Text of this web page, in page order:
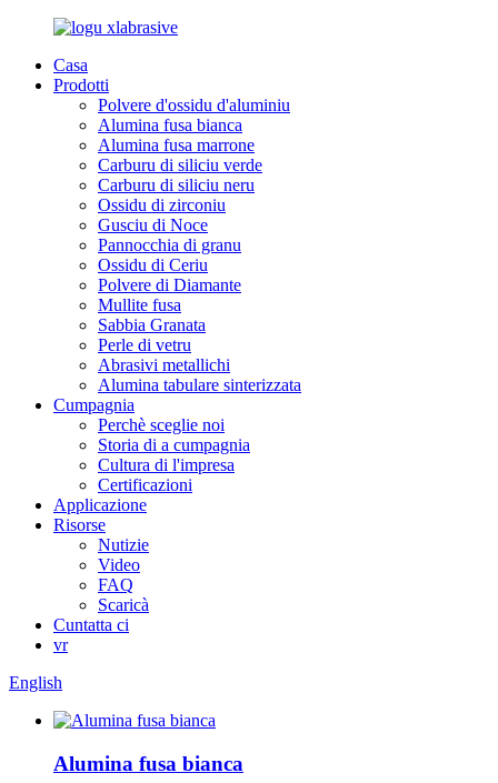
Casa
Prodotti
Polvere d'ossidu d'aluminiu
Alumina fusa bianca
Alumina fusa marrone
Carburu di siliciu verde
Carburu di siliciu neru
Ossidu di zirconiu
Gusciu di Noce
Pannocchia di granu
Ossidu di Ceriu
Polvere di Diamante
Mullite fusa
Sabbia Granata
Perle di vetru
Abrasivi metallichi
Alumina tabulare sinterizzata
Cumpagnia
Perchè sceglie noi
Storia di a cumpagnia
Cultura di l'impresa
Certificazioni
Applicazione
Risorse
Nutizie
Video
FAQ
Scaricà
Cuntatta ci
vr
English
Alumina fusa bianca